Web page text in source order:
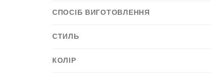
СПОСІБ ВИГОТОВЛЕННЯ
СТИЛЬ
КОЛІР